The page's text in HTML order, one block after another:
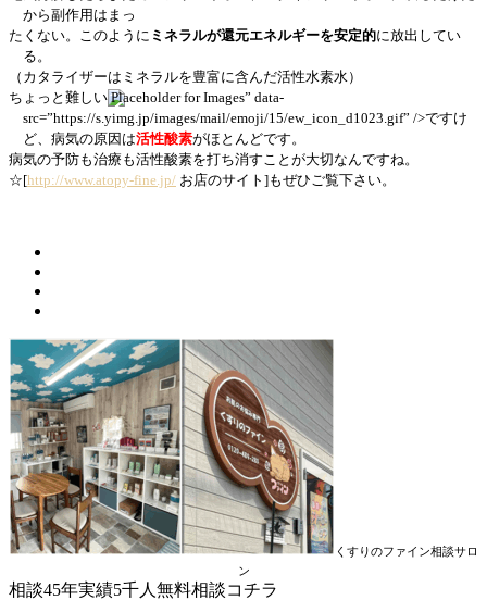
から副作用はまっ
たくない。このように ミネラルが還元エネルギーを安定的に放出してい
る。
（カタライザーはミネラルを豊富に含んだ活性水素水）
ちょっと難しい
” data-
src=”https://s.yimg.jp/images/mail/emoji/15/ew_icon_d1023.gif” />ですけ
ど、病気の原因は活性酸素がほとんどです。
病気の予防も治療も活性酸素を打ち消すことが大切なんですね。
☆[http://www.atopy-fine.jp/ お店のサイト]もぜひご覧下さい。
くすりのファイン相談サロ
ン
相談45年実績5千人無料相談コチラ